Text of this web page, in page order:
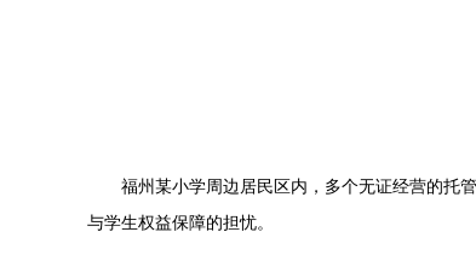
福州某小学周边居民区内，多个无证经营的托
与学生权益保障的担忧。